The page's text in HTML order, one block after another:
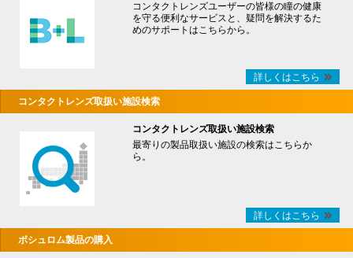
コンタクトレンズユーザーの皆様の瞳の健康
を守る便利なサービスと、疑問を解決するた
めのサポートはこちらから。
詳しくはこちら
コンタクトレンズ取扱い施設検索
コンタクトレンズ取扱い施設検索
最寄りの製品取扱い施設の検索はこちらか
ら。
詳しくはこちら
ボシュロム製品の購入